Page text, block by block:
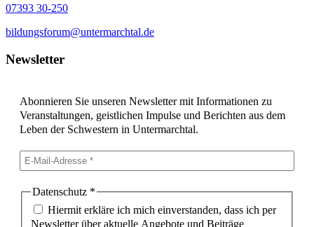
07393 30-250
bildungsforum@untermarchtal.de
Newsletter
Abonnieren Sie unseren Newsletter mit Informationen zu
Veranstaltungen, geistlichen Impulse und Berichten aus dem
Leben der Schwestern in Untermarchtal.
Datenschutz *
Hiermit erkläre ich mich einverstanden, dass ich per
Newsletter über aktuelle Angebote und Beiträge